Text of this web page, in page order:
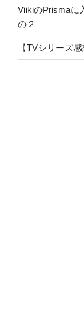
ViikiのPrismaに
の２
【TVシリーズ